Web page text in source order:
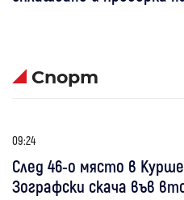
Спорт
09:24
След 46-о място в
Зографски скача във